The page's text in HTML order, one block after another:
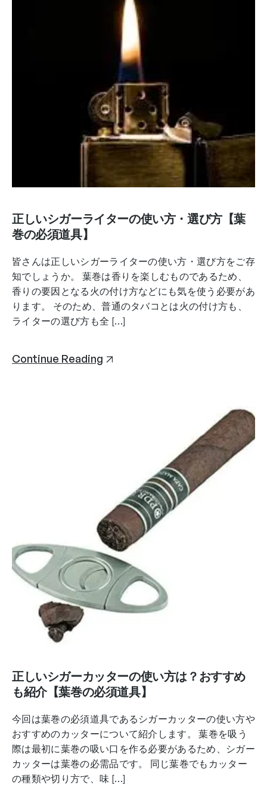
正しいシガーライターの使い方・選び方【葉
巻の必須道具】
皆さんは正しいシガーライターの使い方・選び方をご存
知でしょうか。 葉巻は香りを楽しむものであるため、
香りの要因となる火の付け方などにも気を使う必要があ
ります。 そのため、普通のタバコとは火の付け方も、
ライターの選び方も全 […]
Continue Reading
正しいシガーカッターの使い方は？おすすめ
も紹介【葉巻の必須道具】
今回は葉巻の必須道具であるシガーカッターの使い方や
おすすめのカッターについて紹介します。 葉巻を吸う
際は最初に葉巻の吸い口を作る必要があるため、シガー
カッターは葉巻の必需品です。 同じ葉巻でもカッター
の種類や切り方で、味 […]